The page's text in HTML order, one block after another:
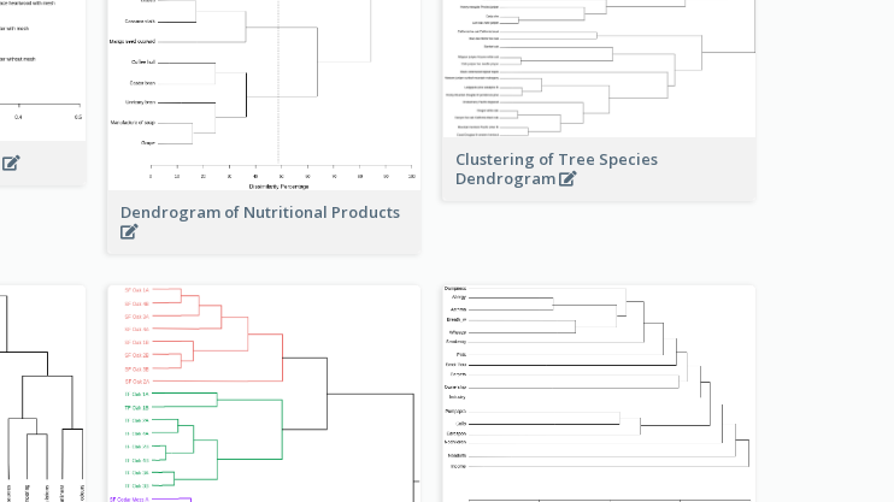
Dendrogram of Nutritional Products
Clustering of Tree Species
Dendrogram